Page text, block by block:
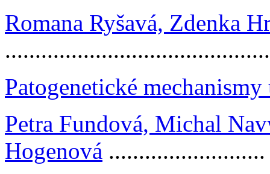
Romana Ryšavá, Zdenka
Patogenetické
Petra Fundová, Michal
Hogenová